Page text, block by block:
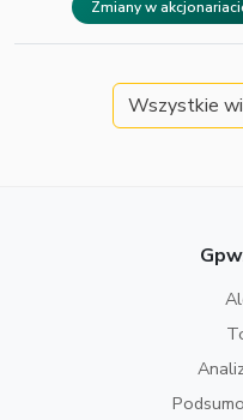
Zmiany w
Wszystkie